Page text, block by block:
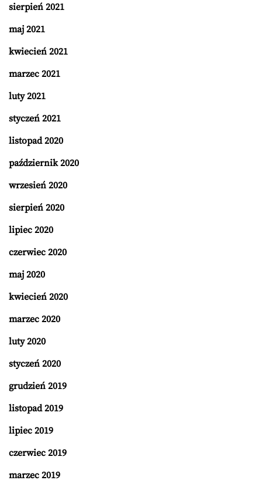
sierpień 2021
maj 2021
kwiecień 2021
marzec 2021
luty 2021
styczeń 2021
listopad 2020
październik 2020
wrzesień 2020
sierpień 2020
lipiec 2020
czerwiec 2020
maj 2020
kwiecień 2020
marzec 2020
luty 2020
styczeń 2020
grudzień 2019
listopad 2019
lipiec 2019
czerwiec 2019
marzec 2019